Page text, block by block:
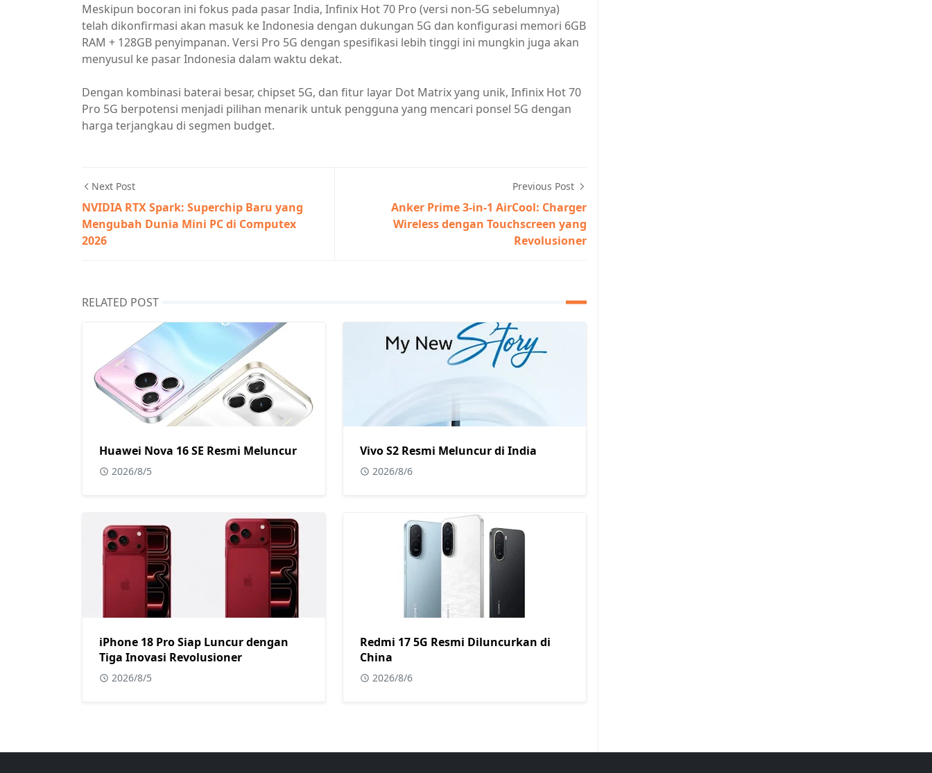
Meskipun bocoran ini fokus pada pasar India, Infinix Hot 70 Pro (versi non-5G sebelumnya)
telah dikonfirmasi akan masuk ke Indonesia dengan dukungan 5G dan konfigurasi memori 6GB
RAM + 128GB penyimpanan. Versi Pro 5G dengan spesifikasi lebih tinggi ini mungkin juga akan
menyusul ke pasar Indonesia dalam waktu dekat.
Dengan kombinasi baterai besar, chipset 5G, dan fitur layar Dot Matrix yang unik, Infinix Hot 70
Pro 5G berpotensi menjadi pilihan menarik untuk pengguna yang mencari ponsel 5G dengan
harga terjangkau di segmen budget.
Next Post
NVIDIA RTX Spark: Superchip Baru yang
Mengubah Dunia Mini PC di Computex
2026
Previous Post
Anker Prime 3-in-1 AirCool: Charger
Wireless dengan Touchscreen yang
Revolusioner
RELATED POST
Huawei Nova 16 SE Resmi Meluncur
2026/8/5
Vivo S2 Resmi Meluncur di India
2026/8/6
iPhone 18 Pro Siap Luncur dengan
Tiga Inovasi Revolusioner
2026/8/5
Redmi 17 5G Resmi Diluncurkan di
China
2026/8/6